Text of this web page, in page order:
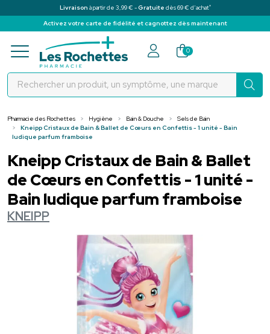
Livraison à partir de 3,99 € -Gratuite dès 69 € d’achat*
Activez votre carte de fidélité et cagnottez dès maintenant
Pharmacie des Rochettes Votre
0
Pharmacie des Rochettes Hygiène Bain & Douche
Sels de Bain
Kneipp Cristaux de Bain & Ballet de Cœurs en Confettis - 1 unité - Bain
ludique parfum framboise
Kneipp Cristaux de Bain & Ballet
de Cœurs en Confettis - 1 unité -
Bain ludique parfum framboise
KNEIPP